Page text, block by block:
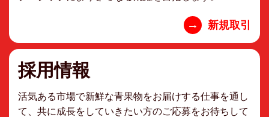
→ 新規取引
採用情報
活気ある市場で新鮮な青果物をお届けする仕事を通し
て、共に成長をしていきたい方のご応募をお待ちして